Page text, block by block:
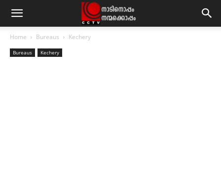
Home Bureaus Kechery
Bureaus Kechery